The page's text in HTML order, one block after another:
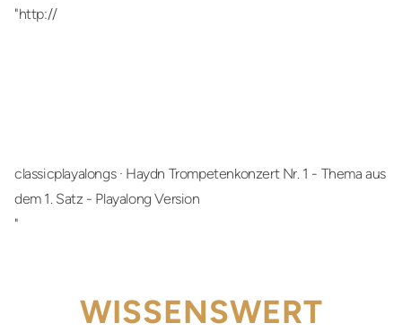
"http://
classicplayalongs· Haydn Trompetenkonzert Nr. 1 - Thema aus
dem 1. Satz - Playalong Version
"
WISSENSWERT